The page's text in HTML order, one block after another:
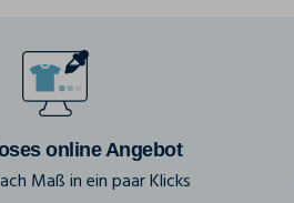
online Angebot
Maß in ein paar Klicks